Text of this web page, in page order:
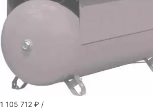
1 105 712 ₽ /